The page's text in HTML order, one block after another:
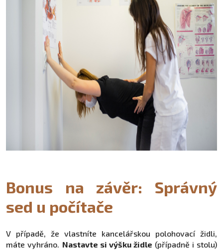
Bonus na závěr: Správný
sed u počítače
V případě, že vlastníte kancelářskou polohovací židli,
máte vyhráno. Nastavte si výšku židle (případně i stolu)